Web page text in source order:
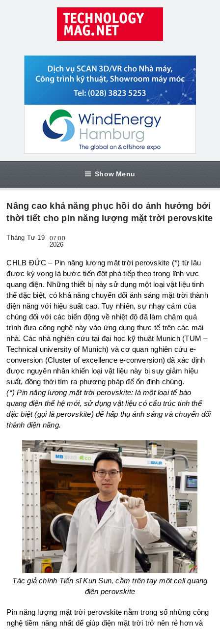
Show Menu
Nâng cao khả năng phục hồi do ảnh hưởng bởi
thời tiết cho pin năng lượng mặt trời perovskite
Tháng Tư 19 07:00
2026
CHLB ĐỨC – Pin năng lượng mặt trời perovskite (*) từ lâu
được kỳ vọng là bước tiến đột phá tiếp theo trong lĩnh vực
quang điện. Những thiết bị này sử dụng một loại vật liệu tinh
thể đặc biệt, có khả năng chuyển đổi ánh sáng mặt trời thành
điện năng với hiệu suất cao. Tuy nhiên, sự nhạy cảm của
chúng đối với các biến động về nhiệt độ đã làm chậm quá
trình đưa công nghệ này vào ứng dụng thực tế trên các mái
nhà. Các nhà nghiên cứu tại đại học kỹ thuật Munich (TUM –
Technical university of Munich) và cơ quan nghiên cứu e-
conversion (Cluster of excellence e-conversion) đã xác định
được nguyên nhân khiến loại vật liệu này bị suy giảm hiệu
suất, đồng thời tìm ra phương pháp để ổn định chúng.
(*) Pin năng lượng mặt trời perovskite: là một loại tế bào
quang điện thế hệ mới, sử dụng vật liệu có cấu trúc tinh thể
đặc biệt (gọi là perovskite) để hấp thụ ánh sáng và chuyển đổi
thành điện năng.
Tác giả chính Tiến sĩ Kun Sun, cầm trên tay một cell quang
điện perovskite
Pin năng lượng mặt trời perovskite nằm trong số những công
nghệ tiềm năng nhất để giúp điện mặt trời trở nên rẻ hơn và